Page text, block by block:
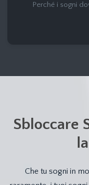
Perché i sogni
Sbloccare
Che tu sogni in